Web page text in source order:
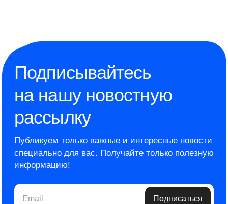
Подписывайтесь
на нашу новостную
рассылку
Публикуем только важные и интересные новости
специально для вас. Получайте только полезную
информацию!
Email Подписаться